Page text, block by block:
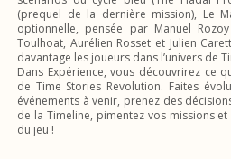
(prequel de la dernière mission), Le
optionnelle, pensée par Manuel
Toulhoat, Aurélien Rosset et Julien
davantage les joueurs dans l’univers de
Dans Expérience, vous découvrirez ce
de Time Stories Revolution. Faites
événements à venir, prenez des
de la Timeline, pimentez vos missions
du jeu !